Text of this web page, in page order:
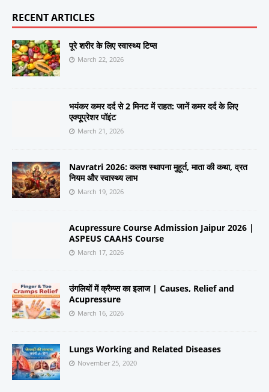
RECENT ARTICLES
पूरे शरीर के लिए स्वास्थ्य टिप्स
March 22, 2026
भयंकर कमर दर्द से 2 मिनट में राहत: जानें कमर दर्द के लिए
एक्यूप्रेशर पॉइंट
March 21, 2026
Navratri 2026: कलश स्थापना मुहूर्त, माता की कथा, व्रत
नियम और स्वास्थ्य लाभ
March 19, 2026
Acupressure Course Admission Jaipur 2026 |
ASPEUS CAAHS Course
March 17, 2026
उंगलियों में क्रैम्प्स का इलाज | Causes, Relief and
Acupressure
March 16, 2026
Lungs Working and Related Diseases
November 25, 2020